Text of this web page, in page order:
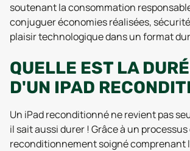
soutenant la consommation
conjuguer économies réalisées,
plaisir technologique dans un format
QUELLE EST LA
D'UN IPAD
Un iPad reconditionné ne revient pas
il sait aussi durer ! Grâce à un processus
reconditionnement soigné comprenant